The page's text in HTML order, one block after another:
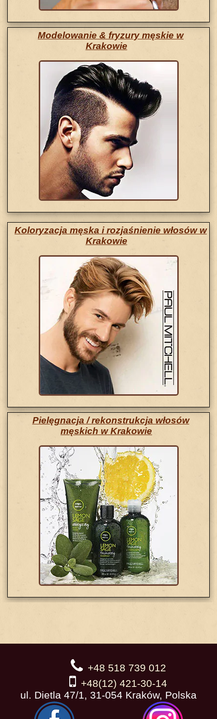
Modelowanie & fryzury męskie w
Krakowie
Koloryzacja męska i rozjaśnienie włosów w
Krakowie
Pielęgnacja / rekonstrukcja włosów
męskich w Krakowie
+48 518 739 012
+48(12) 421-30-14
ul. Dietla 47/1, 31-054 Kraków, Polska